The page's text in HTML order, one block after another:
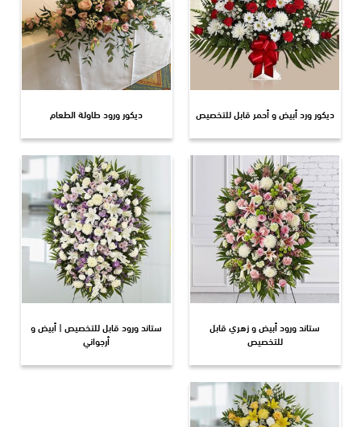
ديكور ورد أبيض و أحمر قابل للتخصيص ديكور ورود طاولة الطعام
ستاند ورود أبيض و زهري قابل
للتخصيص
ستاند ورود قابل للتخصيص | أبيض و
أرجواني